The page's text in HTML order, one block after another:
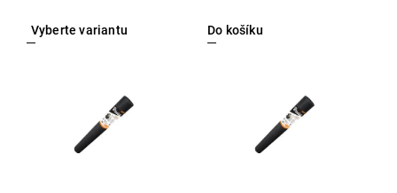
Do košíku